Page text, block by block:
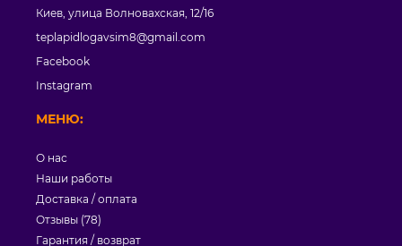
МЕНЮ:
О нас
Наши работы
Доставка / оплата
Отзывы (78)
Гарантия / возврат
Киев, улица Волновахская, 12/16
teplapidlogavsim8@gmail.com
Facebook
Instagram